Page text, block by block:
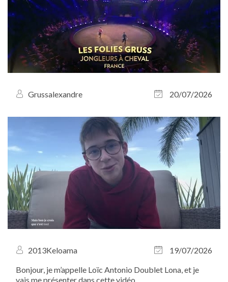
Grussalexandre 20/07/2026
2013Keloama
19/07/2026
Bonjour, je m’appelle Loïc Antonio Doublet Lona, et je
vais me présenter dans cette vidéo.